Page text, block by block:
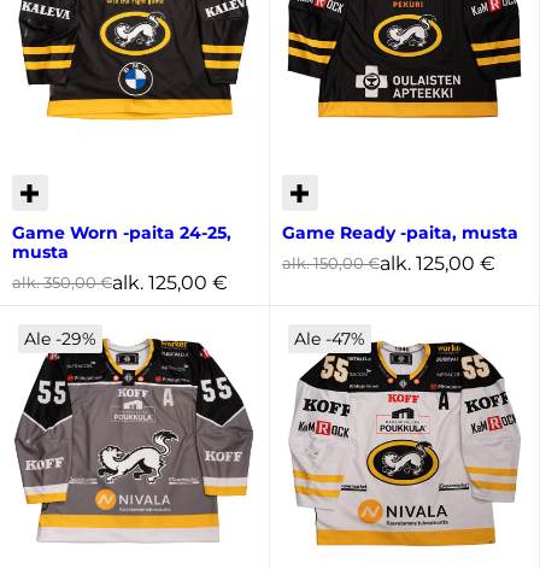
Game Worn -paita 24-25,
musta
alk.350,00€alk. 125,00 €
Game Ready -paita, musta
alk.150,00€alk. 125,00 €
Ale -29% Ale -47%